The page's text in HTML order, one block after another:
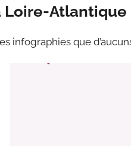
Loire-Atlantique
infographies que